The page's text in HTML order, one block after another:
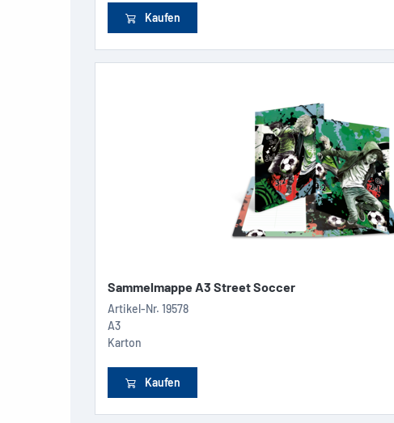
Kaufen
Sammelmappe A3 Street Soccer
Artikel-Nr. 19578
A3
Karton
Kaufen